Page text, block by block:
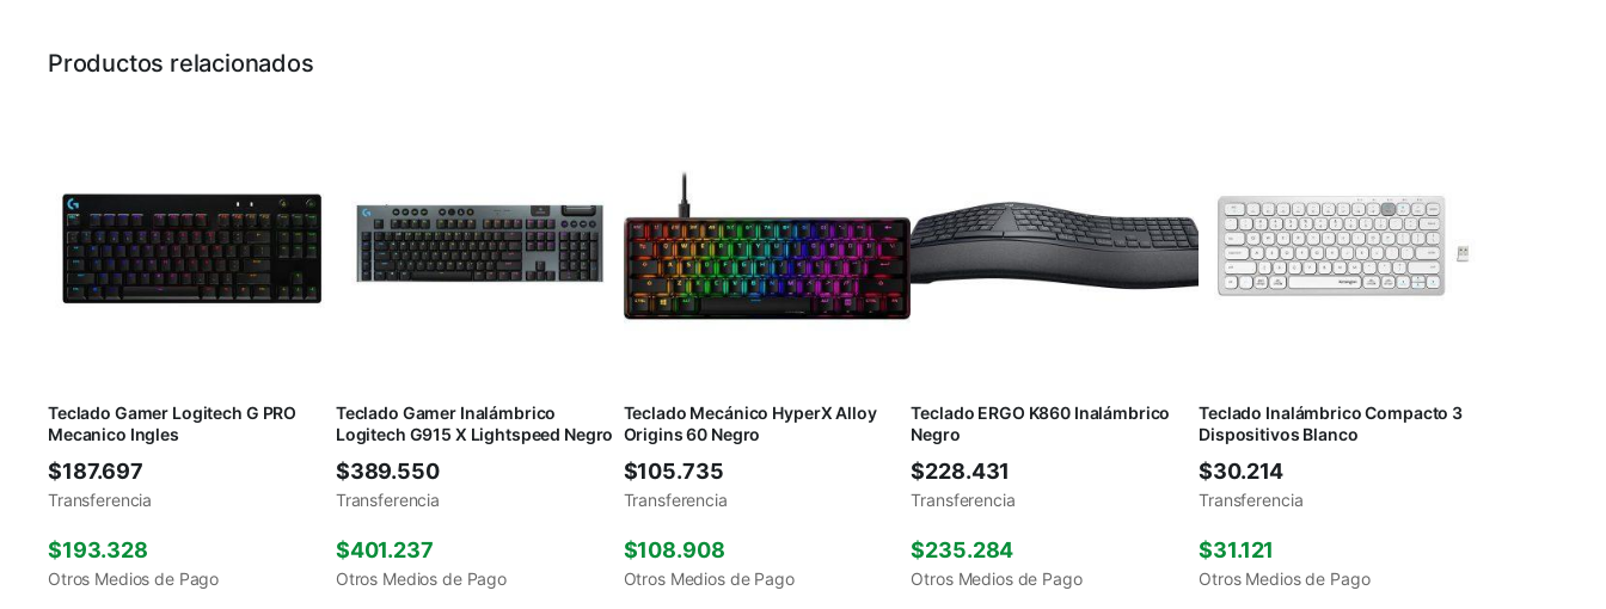
Productos relacionados
Teclado Gamer Logitech G PRO
Mecanico Ingles
$187.697
Transferencia
$193.328
Otros Medios de Pago
Teclado Gamer Inalámbrico
Logitech G915 X Lightspeed Negro
$389.550
Transferencia
$401.237
Otros Medios de Pago
Teclado Mecánico HyperX Alloy
Origins 60 Negro
$105.735
Transferencia
$108.908
Otros Medios de Pago
Teclado ERGO K860 Inalámbrico
Negro
$228.431
Transferencia
$235.284
Otros Medios de Pago
Teclado Inalámbrico Compacto 3
Dispositivos Blanco
$30.214
Transferencia
$31.121
Otros Medios de Pago